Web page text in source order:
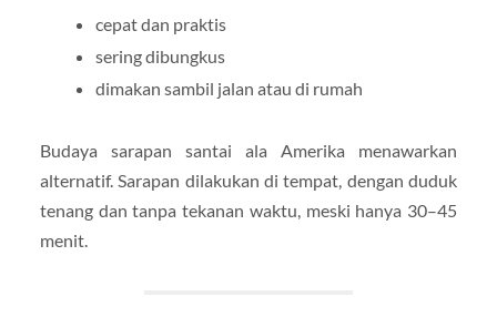
cepat dan praktis
sering dibungkus
dimakan sambil jalan atau di rumah
Budaya sarapan santai ala Amerika menawarkan
alternatif. Sarapan dilakukan di tempat, dengan duduk
tenang dan tanpa tekanan waktu, meski hanya 30–45
menit.